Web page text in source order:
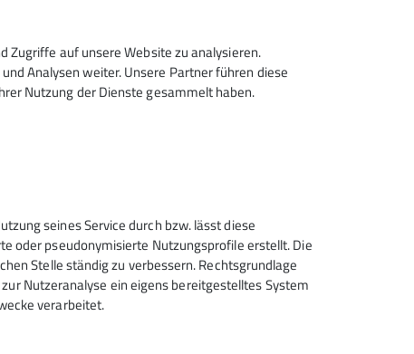
Zugriffe auf unsere Website zu analysieren.
Analysen weiter. Unsere Partner führen diese
Nutzung der Dienste gesammelt haben.
seines Service durch bzw. lässt diese
oder pseudonymisierte Nutzungsprofile erstellt. Die
Stelle ständig zu verbessern. Rechtsgrundlage
Nutzeranalyse ein eigens bereitgestelltes System
verarbeitet.